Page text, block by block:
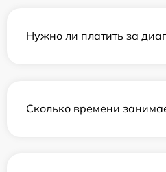
Нужно ли платить за
Сколько времени